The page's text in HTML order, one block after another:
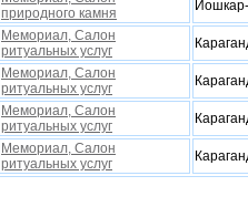
природного камня
Мемориал, Салон
ритуальныx услуг
Мемориал, Салон
ритуальныx услуг
Мемориал, Салон
ритуальныx услуг
Мемориал, Салон
ритуальныx услуг